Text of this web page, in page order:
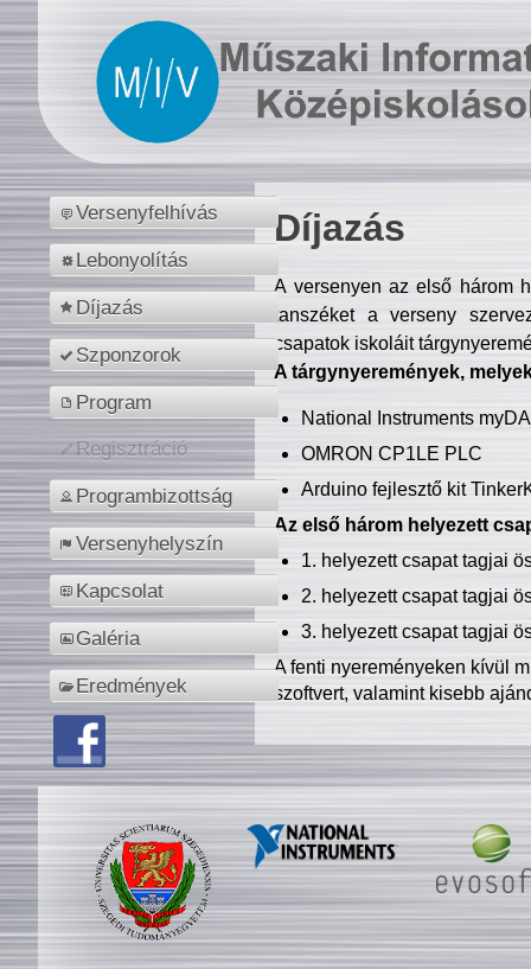
Versenyfelhívás
Lebonyolítás
Díjazás
Szponzorok
Program
Regisztráció
Programbizottság
Versenyhelyszín
Kapcsolat
Galéria
Eredmények
Díjazás
A versenyen az első három
tanszéket a verseny
csapatok iskoláit
A tárgynyeremények,
National Instruments
OMRON CP1LE PLC
Arduino fejlesztő kit
Az első három helyezett
1. helyezett csapat tagjai
2. helyezett csapat tagjai
3. helyezett csapat tagjai
A fenti nyereményeken kívül
szoftvert, valamint kisebb